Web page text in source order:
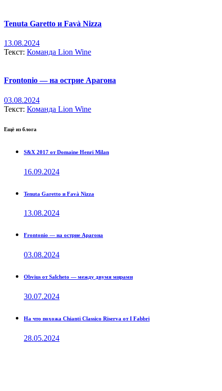
Tenuta Garetto и Favà Nizza
13.08.2024
Текст: Команда Lion Wine
Frontonio — на острие Арагона
03.08.2024
Текст: Команда Lion Wine
Ещё из блога
S&X 2017 от Domaine Henri Milan
16.09.2024
Tenuta Garetto и Favà Nizza
13.08.2024
Frontonio — на острие Арагона
03.08.2024
Obvius от Salcheto — между двумя мирами
30.07.2024
На что похожа Chianti Classico Riserva от I Fabbri
28.05.2024